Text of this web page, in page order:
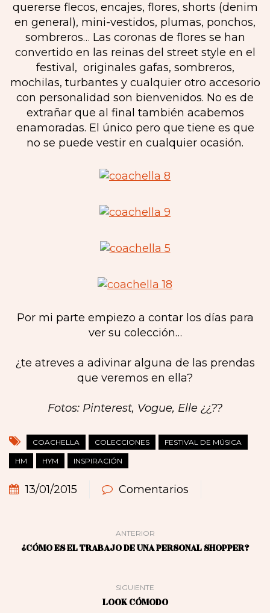
quererse flecos, encajes, flores, shorts (denim
en general), mini-vestidos, plumas, ponchos,
sombreros… Las coronas de flores se han
convertido en las reinas del street style en el
festival, originales gafas, sombreros,
mochilas, turbantes y cualquier otro accesorio
con personalidad son bienvenidos. No es de
extrañar que al final también acabemos
enamoradas. El único pero que tiene es que
no se puede vestir en cualquier ocasión.
Por mi parte empiezo a contar los días para
ver su colección…
¿te atreves a adivinar alguna de las prendas
que veremos en ella?
Fotos: Pinterest, Vogue, Elle ¿¿??
COACHELLA COLECCIONES FESTIVAL DE MÚSICA
HM HYM INSPIRACIÓN
13/01/2015 Comentarios
ANTERIOR
¿CÓMO ES EL TRABAJO DE UNA PERSONAL SHOPPER?
SIGUIENTE
LOOK CÓMODO